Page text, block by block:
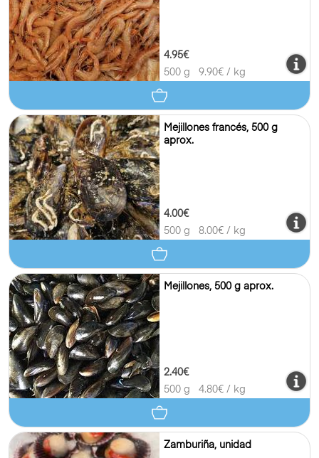
4.95€
500 g
9.90€ / kg
Mejillones francés, 500 g
aprox.
4.00€
500 g
8.00€ / kg
Mejillones, 500 g aprox.
2.40€
500 g
4.80€ / kg
Zamburiña, unidad